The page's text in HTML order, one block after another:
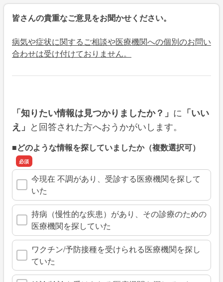
皆さんの貴重なご意見をお聞かせください。
病気や症状に関するご相談や医療機関への個別のお問い
合わせは受け付けておりません。
「知りたい情報は見つかりましたか？」 に 「いい
え」 と回答された方へおうかがいします。
■どのような情報を探していましたか（複数選択可）
今現在 不調があり、受診する医療機関を探して
いた
持病（慢性的な疾患）があり、その診療のための
医療機関を探していた
ワクチン/予防接種を受けられる医療機関を探し
ていた